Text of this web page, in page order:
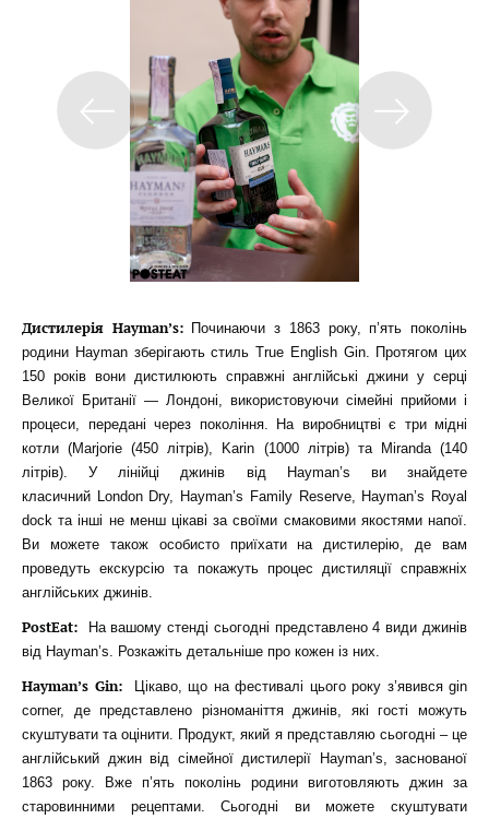
Дистилерія Hayman’s: Починаючи з 1863 року, п’ять поколінь
родини Hayman зберігають стиль True English Gin. Протягом цих
150 років вони дистилюють справжні англійські джини у серці
Великої Британії — Лондоні, використовуючи сімейні прийоми і
процеси, передані через покоління. На виробництві є три мідні
котли (Marjorie (450 літрів), Karin (1000 літрів) та Miranda (140
літрів). У лінійці джинів від Hayman’s ви знайдете
класичний London Dry, Hayman’s Family Reserve, Hayman’s Royal
dock та інші не менш цікаві за своїми смаковими якостями напої.
Ви можете також особисто приїхати на дистилерію, де вам
проведуть екскурсію та покажуть процес дистиляції справжніх
англійських джинів.
PostEat:
На вашому стенді сьогодні представлено 4 види джинів
від Hayman’s. Розкажіть детальніше про кожен із них.
Hayman’s Gin:
Цікаво, що на фестивалі цього року з’явився gin
corner, де представлено різноманіття джинів, які гості можуть
скуштувати та оцінити. Продукт, який я представляю сьогодні – це
англійський джин від сімейної дистилерії Hayman’s, заснованої
1863 року. Вже п’ять поколінь родини виготовляють джин за
старовинними рецептами. Сьогодні ви можете скуштувати